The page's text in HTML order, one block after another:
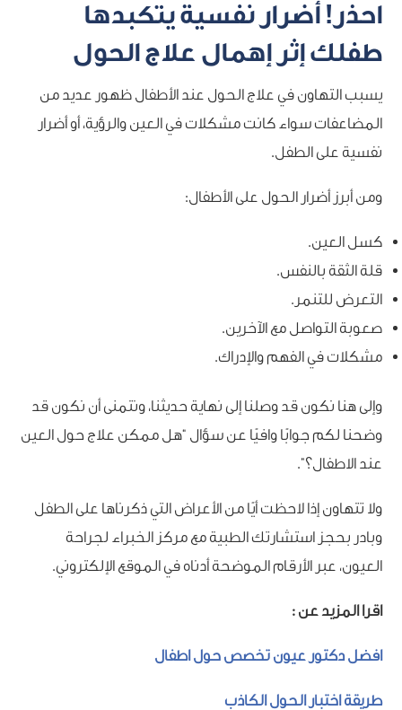
احذر! أضرار نفسية يتكبدها
طفلك إثر إهمال علاج الحول
يسبب التهاون في علاج الحول عند الأطفال ظهور عديد من
المضاعفات سواء كانت مشكلات في العين والرؤية، أو أضرار
نفسية على الطفل.
ومن أبرز أضرار الحول على الأطفال:
كسل العين.
قلة الثقة بالنفس.
التعرض للتنمر.
صعوبة التواصل مع الآخرين.
مشكلات في الفهم والإدراك.
وإلى هنا نكون قد وصلنا إلى نهاية حديثنا، ونتمنى أن نكون قد
وضحنا لكم جوابًا وافيًا عن سؤال “هل ممكن علاج حول العين
عند الاطفال؟”.
ولا تتهاون إذا لاحظت أيًا من الأعراض التي ذكرناها على الطفل
وبادر بحجز استشارتك الطبية مع مركز الخبراء لجراحة
العيون، عبر الأرقام الموضحة أدناه في الموقع الإلكتروني.
اقرا المزيد عن :
افضل دكتور عيون تخصص حول اطفال
طريقة اختبار الحول الكاذب